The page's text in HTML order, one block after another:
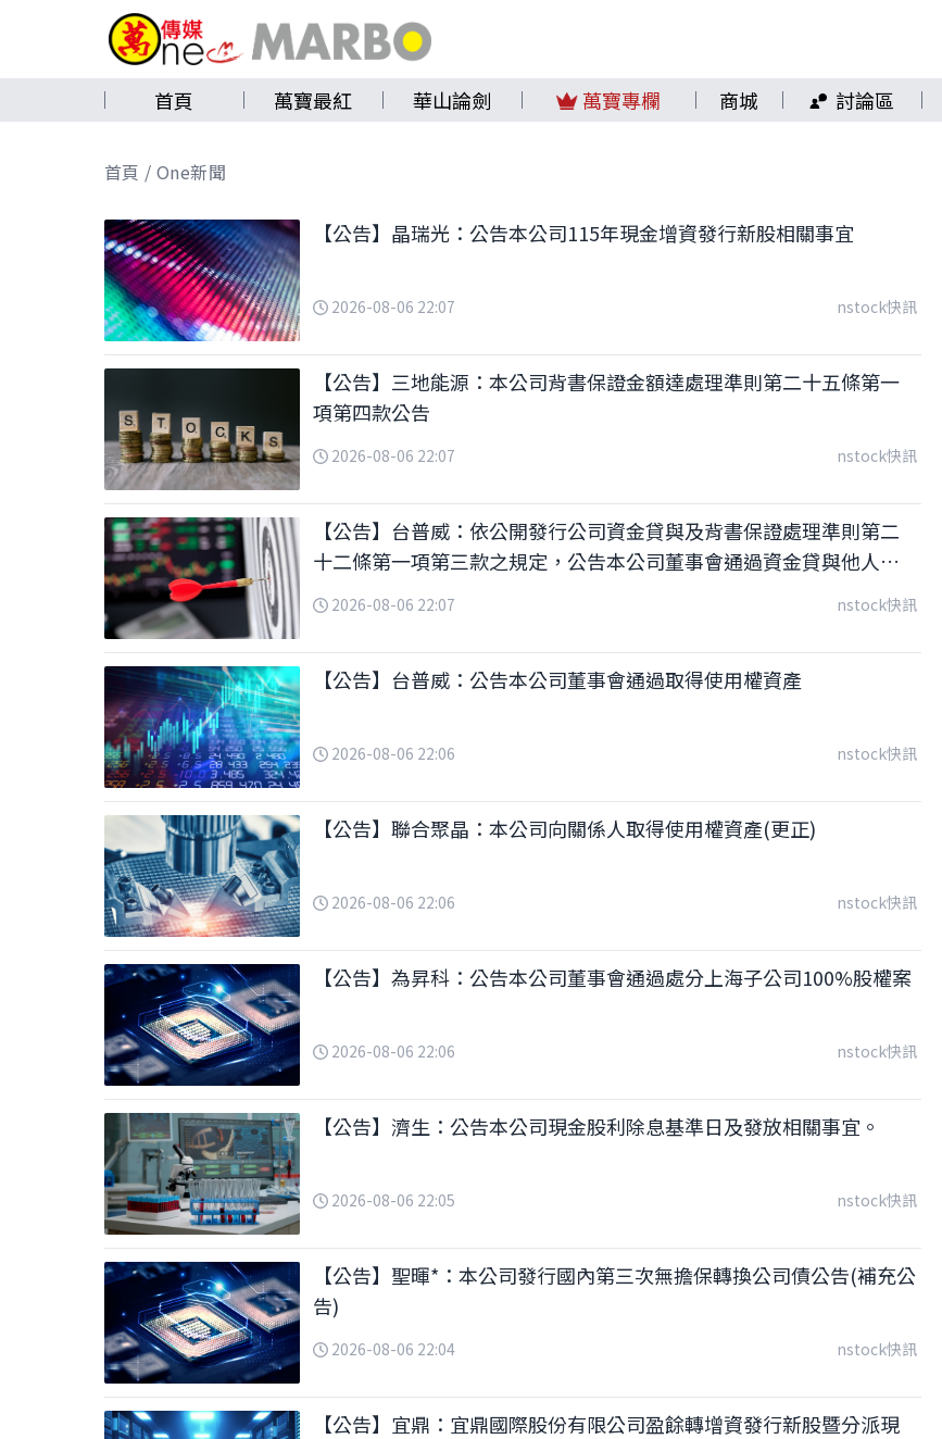
首頁 萬寶最紅 華山論劍 萬寶專欄 商城 討論區
首頁 / One新聞
【公告】晶瑞光：公告本公司115年現金增資發行新股相關事宜
2026-08-06 22:07 nstock快訊
【公告】三地能源：本公司背書保證金額達處理準則第二十五條第一
項第四款公告
2026-08-06 22:07 nstock快訊
【公告】台普威：依公開發行公司資金貸與及背書保證處理準則第二
十二條第一項第三款之規定，公告本公司董事會通過資金貸與他人事
項2026-08-06 22:07 nstock快訊
【公告】台普威：公告本公司董事會通過取得使用權資產
2026-08-06 22:06 nstock快訊
【公告】聯合聚晶：本公司向關係人取得使用權資產(更正)
2026-08-06 22:06 nstock快訊
【公告】為昇科：公告本公司董事會通過處分上海子公司100%股權案
2026-08-06 22:06 nstock快訊
【公告】濟生：公告本公司現金股利除息基準日及發放相關事宜。
2026-08-06 22:05 nstock快訊
【公告】聖暉*：本公司發行國內第三次無擔保轉換公司債公告(補充公
告)
2026-08-06 22:04 nstock快訊
【公告】宜鼎：宜鼎國際股份有限公司盈餘轉增資發行新股暨分派現